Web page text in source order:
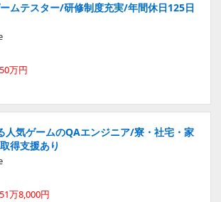
ムテスター/研修制度充実/年間休日125日
万円
人気ゲームのQAエンジニア/寮・社宅・家
得支援あり
万8,000円